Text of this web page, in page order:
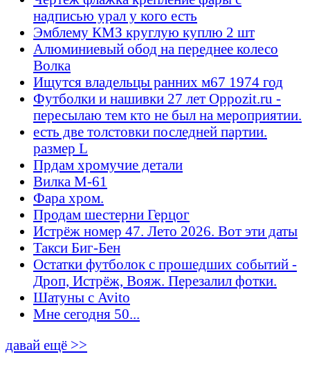
надписью урал у кого есть
Эмблему КМЗ круглую куплю 2 шт
Алюминиевый обод на переднее колесо
Волка
Ищутся владельцы ранних м67 1974 год
Футболки и нашивки 27 лет Oppozit.ru -
пересылаю тем кто не был на мероприятии.
есть две толстовки последней партии.
размер L
Прдам хромучие детали
Вилка М-61
Фара хром.
Продам шестерни Герцог
Истрёж номер 47. Лето 2026. Вот эти даты
Такси Биг-Бен
Остатки футболок с прошедших событий -
Дроп, Истрёж, Вояж. Перезалил фотки.
Шатуны с Avito
Мне сегодня 50...
давай ещё >>